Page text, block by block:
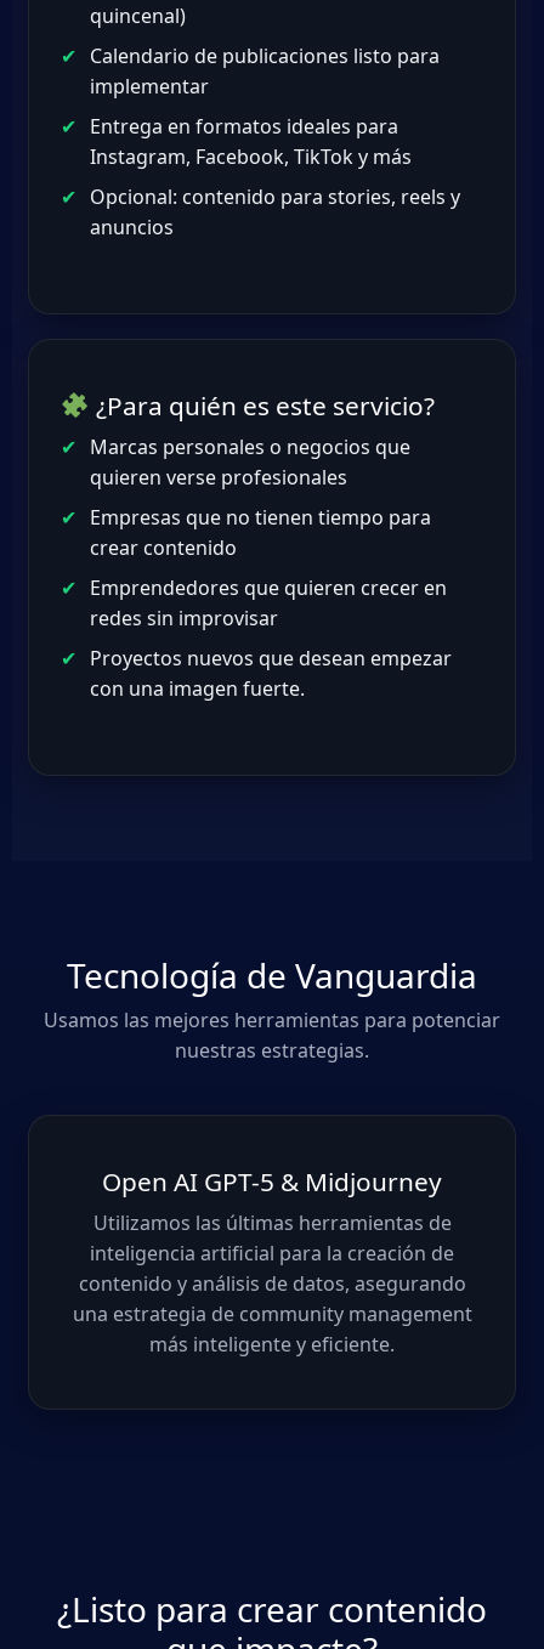
quincenal)
Calendario de publicaciones listo para
implementar
Entrega en formatos ideales para
Instagram, Facebook, TikTok y más
Opcional: contenido para stories, reels y
anuncios
¿Para quién es este servicio?
Marcas personales o negocios que
quieren verse profesionales
Empresas que no tienen tiempo para
crear contenido
Emprendedores que quieren crecer en
redes sin improvisar
Proyectos nuevos que desean empezar
con una imagen fuerte.
Tecnología de Vanguardia
Usamos las mejores herramientas para potenciar
nuestras estrategias.
Open AI GPT-5 & Midjourney
Utilizamos las últimas herramientas de
inteligencia artificial para la creación de
contenido y análisis de datos, asegurando
una estrategia de community management
más inteligente y eficiente.
¿Listo para crear contenido